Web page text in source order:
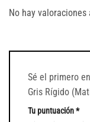
No hay valoraciones
Sé el primero
Gris Rígido
Tu puntuación*